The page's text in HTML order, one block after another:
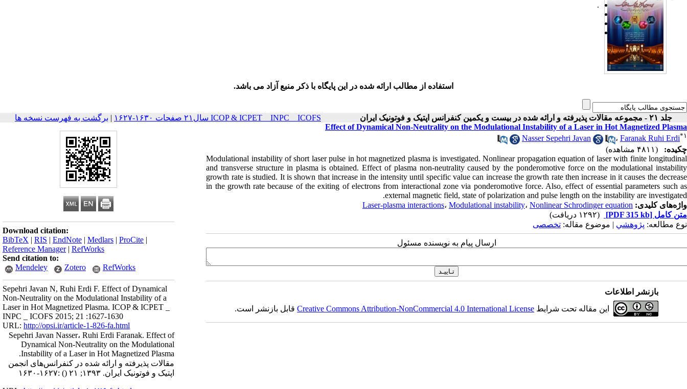
.
استفاده از مطالب ارائه شده در این پایگاه با ذکر منبع آزاد می باشد.
جلد ۲۱ - مجموعه مقالات پذیرفته و ارائه شده در بیست و یکمین کنفرانس اپتیک و فوتونیک ایران ICOP & ICPET _ INPC _ ICOFS سال۲۱ صفحات ۱۶۳۰-۱۶۲۷ | برگشت به فهرست نسخه ها
Download citation:
BibTeX | RIS | EndNote | Medlars | ProCite |
Reference Manager| RefWorks
Send citation to:
Mendeley
Zotero RefWorks
Sepehri Javan N, Ruhi Erdi F. Effect of Dynamical
Non-Neutrality on the Modulational Instability of a
Laser in Hot Magnetized Plasma. ICOP & ICPET _
INPC _ ICOFS 2015; 21 :1627-1630
URL: http://opsi.ir/article-1-826-fa.html
Sepehri Javan Nasser، Ruhi Erdi Faranak. Effect of
Dynamical Non-Neutrality on the Modulational
Instability of a Laser in Hot Magnetized Plasma.
مقالات پذیرفته و ارائه شده در کنفرانس‌های انجمن
اپتیک و فوتونیک ایران. ۱۳۹۳; ۲۱
() :۱۶۲۷-۱۶۳۰
Effect of Dynamical Non-Neutrality on the Modulational Instability of a Laser in Hot Magnetized Plasma
Nasser Sepehri Javan
، Faranak Ruhi Erdi* ۱
چکیده:
(۴۸۱۱ مشاهده)
Modulational instability of short laser pulse in hot magnetized plasma is investigated. Nonlinear propagation equation of laser with finite longitudinal
and transverse structure in plasma is obtained. Effect of plasma non-neutrality caused by the ponderomotive force on the modulational instability
growth rate is studied. It is shown that increase in the intensity until specific value can increase the growth rate then increase in it causes the decrease
in the growth rate because of the exiting of electrons from interactional zone via ponderomotive force. Also, effect of essential parameters such as
external magnetic field, state of polarization and pulse length on the instability are investigated.
واژه‌های کلیدی:
Laser-plasma interactions، Modulational instability، Nonlinear Schrodinger equation
متن کامل [PDF 315 kb]
(۱۲۹۲ دریافت)
نوع مطالعه: پژوهشي | موضوع مقاله: تخصصی
ارسال پیام به نویسنده مسئول
بازنشر اطلاعات
این مقاله تحت شرایط Creative Commons Attribution-NonCommercial 4.0 International Licenseقابل بازنشر است.